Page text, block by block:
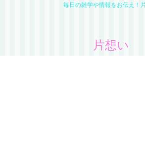
毎日の雑学や情報をお伝え！
片想い